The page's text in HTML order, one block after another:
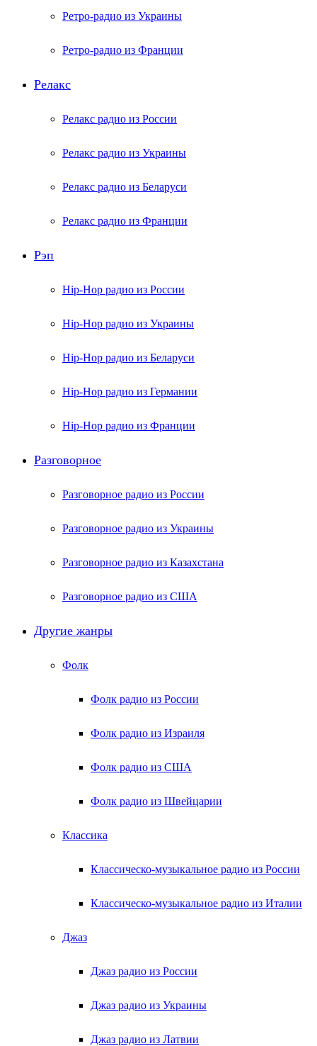
Ретро-радио из Украины
Ретро-радио из Франции
Релакс
Релакс радио из России
Релакс радио из Украины
Релакс радио из Беларуси
Релакс радио из Франции
Рэп
Hip-Hop радио из России
Hip-Hop радио из Украины
Hip-Hop радио из Беларуси
Hip-Hop радио из Германии
Hip-Hop радио из Франции
Разговорное
Разговорное радио из России
Разговорное радио из Украины
Разговорное радио из Казахстана
Разговорное радио из США
Другие жанры
Фолк
Фолк радио из России
Фолк радио из Израиля
Фолк радио из США
Фолк радио из Швейцарии
Классика
Классическо-музыкальное радио из России
Классическо-музыкальное радио из Италии
Джаз
Джаз радио из России
Джаз радио из Украины
Джаз радио из Латвии